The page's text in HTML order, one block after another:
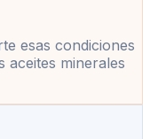
esas condiciones
aceites minerales